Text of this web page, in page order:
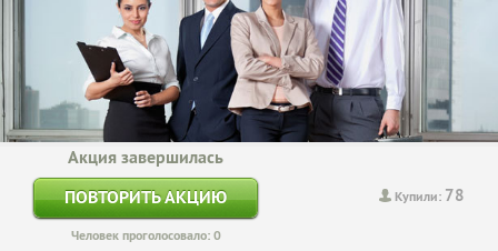
Купили: 78
Акция завершилась
ПОВТОРИТЬ АКЦИЮ
Человек проголосовало: 0